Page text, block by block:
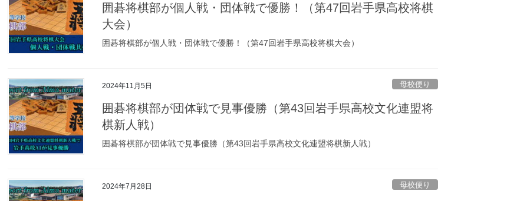
囲碁将棋部が個人戦・団体戦で優勝！（第47回岩手県高校将棋
大会）
囲碁将棋部が個人戦・団体戦で優勝！（第47回岩手県高校将棋大会）
2024年11月5日 母校便り
囲碁将棋部が団体戦で見事優勝（第43回岩手県高校文化連盟将
棋新人戦）
囲碁将棋部が団体戦で見事優勝（第43回岩手県高校文化連盟将棋新人戦）
2024年7月28日 母校便り